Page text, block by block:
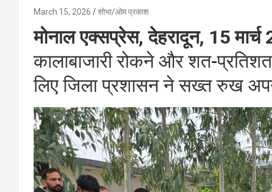
March 15, 2026 शोभा/ओम प्रकाश
मोनाल एक्सप्रेस, देहरादून, 15
कालाबाजारी रोकने और शत-
लिए जिला प्रशासन ने सख्त रुख